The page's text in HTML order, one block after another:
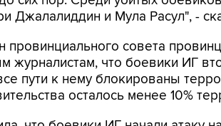
Джалалиддин и Мула Расул", -
провинциального совета
журналистам, что боевики ИГ
пути к нему блокированы
осталось менее 10%